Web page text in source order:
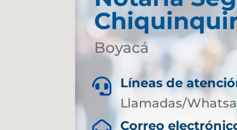
Boyacá

Líneas de
Llamadas/
Correo